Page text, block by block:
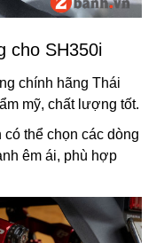
cho SH350i
chính hãng Thái
mỹ, chất lượng tốt.
thể chọn các dòng
êm ái, phù hợp